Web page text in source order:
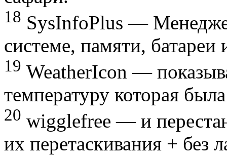
18 SysInfoPlus —
системе, памяти, батареи
19 WeatherIcon —
температуру которая
20 wigglefree — и
их перетаскивания + без